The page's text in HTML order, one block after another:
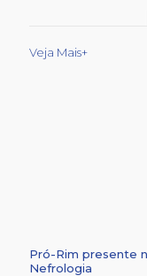
Veja Mais+
Pró-Rim presente
Nefrologia